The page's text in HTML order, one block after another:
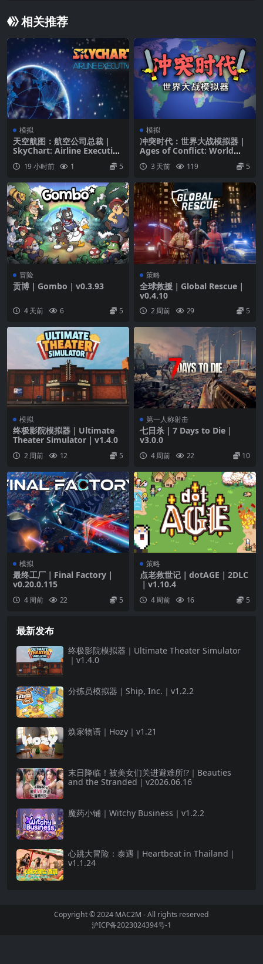
相关推荐
模拟
天空航图：航空公司总裁｜
SkyChart: Airline Executive
19 小时前 1 5
模拟
冲突时代：世界大战模拟器｜
Ages of Conflict: World
3 天前 119 5
冒险
贡博｜Gombo｜v0.3.93
4 天前 6 5
策略
全球救援｜Global Rescue｜
v0.4.10
2 周前 29 5
模拟
终极影院模拟器｜Ultimate
Theater Simulator｜v1.4.0
2 周前 12 5
第一人称射击
七日杀｜7 Days to Die｜
v3.0.0
4 周前 22 10
模拟
最终工厂｜Final Factory｜
v0.20.0.115
4 周前 22 5
策略
点老救世记｜dotAGE｜2DLC
｜v1.10.4
4 周前 16 5
最新发布
终极影院模拟器｜Ultimate Theater Simulator
｜v1.4.0
分拣员模拟器｜Ship, Inc.｜v1.2.2
焕家物语｜Hozy｜v1.21
末日降临！被美女们关进避难所!?｜Beauties
and the Stranded｜v2026.06.16
魔药小铺｜Witchy Business｜v1.2.2
心跳大冒险：泰遇｜Heartbeat in Thailand｜
v1.1.24
Copyright © 2024 MAC2M - All rights reserved
沪ICP备2023024394号-1